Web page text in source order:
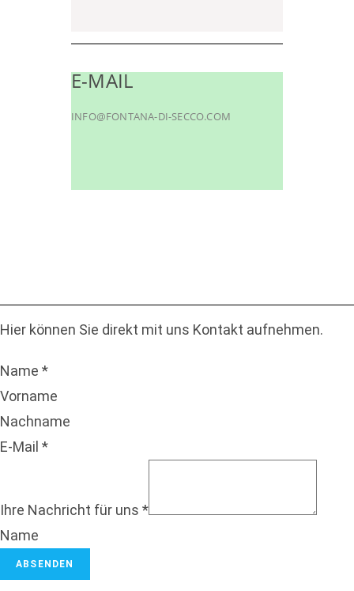
E-MAIL
INFO@FONTANA-DI-SECCO.COM
Hier können Sie direkt mit uns Kontakt aufnehmen.
Name *
Vorname
Nachname
E-Mail *
Ihre Nachricht für uns *
Name
ABSENDEN